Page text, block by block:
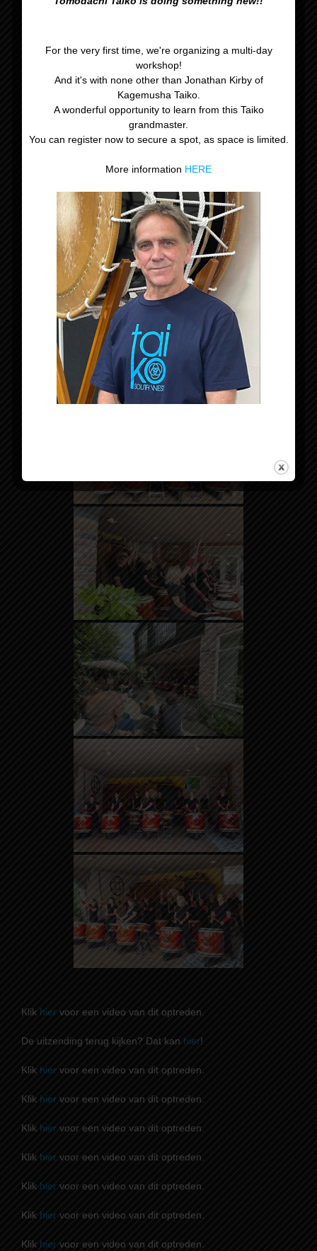
Klik hier voor een video van dit optreden.
De uitzending terug kijken? Dat kan hier!
Klik hier voor een video van dit optreden.
Klik hier voor een video van dit optreden.
Klik hier voor een video van dit optreden.
Klik hier voor een video van dit optreden.
Klik hier voor een video van dit optreden.
Klik hier voor een video van dit optreden.
Klik hier voor een video van dit optreden.
For the very first time, we're organizing a multi-day
workshop!
And it's with none other than Jonathan Kirby of
Kagemusha Taiko.
A wonderful opportunity to learn from this Taiko
grandmaster.
You can register now to secure a spot, as space is limited.
More information HERE